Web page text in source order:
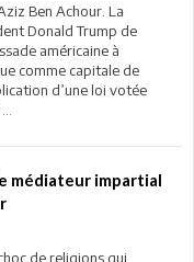
Ben Achour. La
Donald Trump de
américaine à
comme capitale de
d’une loi votée
médiateur impartial
de religions qui